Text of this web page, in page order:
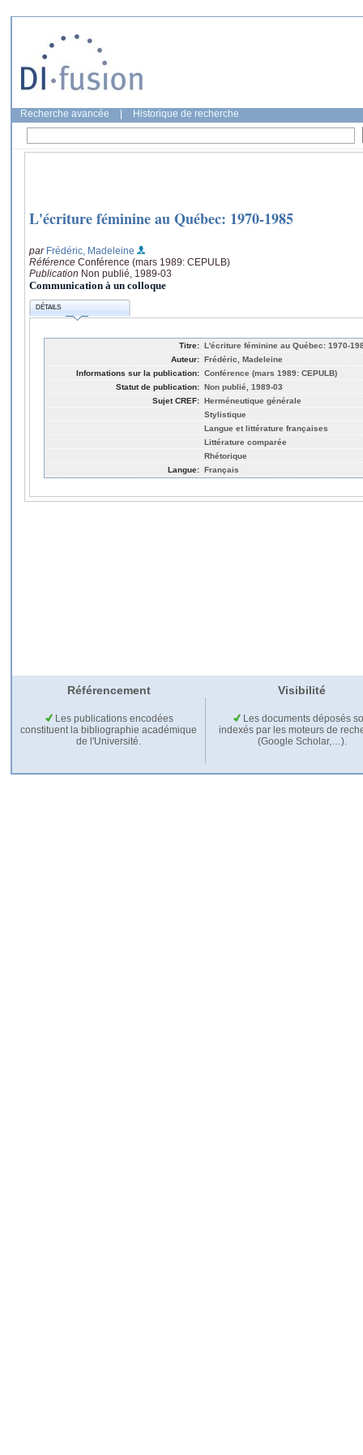
Recherche avancée Historique de recherche
L'écriture féminine au Québec: 1970-1985
par Frédéric, Madeleine
Référence Conférence (mars 1989: CEPULB)
Publication Non publié, 1989-03
Communication à un colloque
DÉTAILS
Titre: L'écriture féminine au Québec: 1970-
Auteur: Frédéric, Madeleine
Informations sur la publication: Conférence (mars 1989: CEPULB)
Statut de publication: Non publié, 1989-03
Sujet CREF: Herméneutique générale
Stylistique
Langue et littérature françaises
Littérature comparée
Rhétorique
Langue: Français
Référencement Visibilité
Les publications encodées
constituent la bibliographie académique
de l'Université.
Les documents déposés
indexés par les moteurs de
(Google Scholar,…).